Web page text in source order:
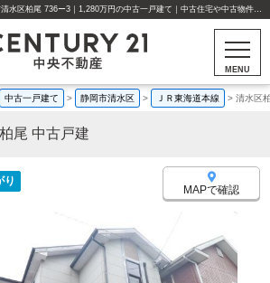
清水区柏尾 中古戸建 静岡県静岡市清水区柏尾 736ー3｜1,280万円の中古一戸建て｜中古住宅や中古物件情報｜センチュリー21中央不動産
MENU
中古一戸建て > 静岡市清水区 > ＪＲ東海道本線 > 清水区
尾 中古戸建
り
MAPで確認